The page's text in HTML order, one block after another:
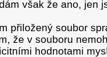
však že ano, jen
přiložený soubor
že v souboru
hodnotami